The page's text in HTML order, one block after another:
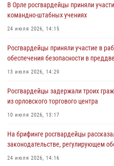
В Орле приняли присягу 28 новых
04 августа 2026, 14:06
предоставлении госуслуг
В Орле росгвардейцы приняли
командно-штабных учениях
24 июля 2026, 14:15
Росгвардейцы приняли участие в
обеспечения безопасности в
13 июля 2026, 14:29
Росгвардейцы задержали троих
из орловского торгового центра
10 июля 2026, 13:17
На брифинге росгвардейцы
законодательстве, регулирующем
24 июля 2026, 14:16